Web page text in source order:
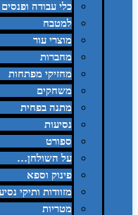
כלי עבודה ופנסים
למטבח
מוצרי עור
מחברות
מחזיקי מפתחות
משחקים
מתנה בפחית
נסיעות
ספורט
על השולחן…
פינוק וספא
מזוודות ותיקי נסיעות
מטריות